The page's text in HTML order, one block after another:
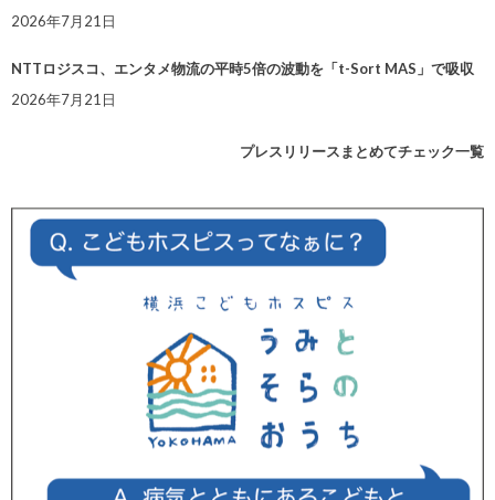
2026年7月21日
NTTロジスコ、エンタメ物流の平時5倍の波動を「t-Sort MAS」で吸収
2026年7月21日
プレスリリースまとめてチェック一覧